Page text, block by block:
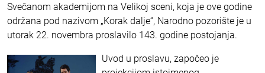
Svečanom akademijom na Velikoj sceni, koja je ove godine
održana pod nazivom „Korak dalje“, Narodno pozorište je u
utorak 22. novembra proslavilo 143. godine postojanja.
Uvod u proslavu, započeo je